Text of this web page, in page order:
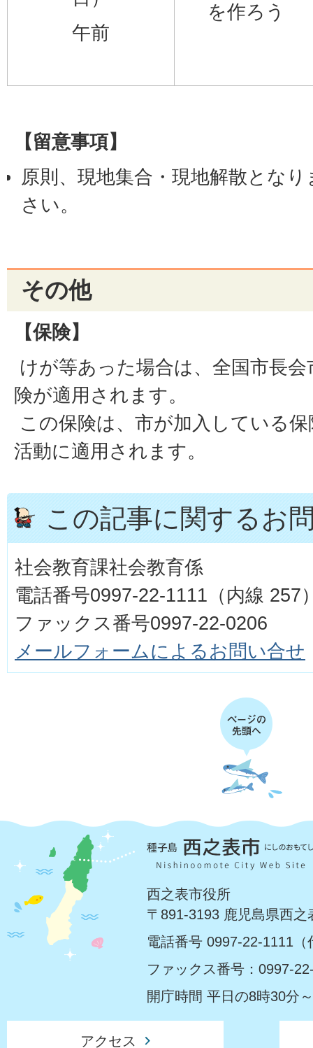
午前
を作ろう
【留意事項】
原則、現地集合・現地解散とな
さい。
その他
【保険】
けが等あった場合は、全国市長
険が適用されます。
この保険は、市が加入している
活動に適用されます。
この記事に関するお
社会教育課社会教育係
電話番号0997-22-1111（内線 257
ファックス番号0997-22-0206
メールフォームによるお問い合せ
西之表市役所
〒891-3193 鹿児島県西
電話番号 0997-22-1111（
ファックス番号：0997-
開庁時間 平日の8時30分
アクセス